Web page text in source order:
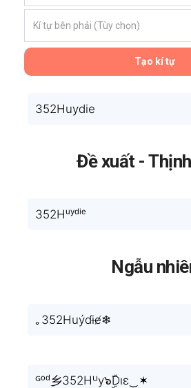
Tạo kí tự
352Huydie
Đề xuất -
352Hᵘʸᵈⁱᵉ
Ngẫu
｡352Huýɗɨe̸❄
ᴳᵒᵈ乡352Hᵁy๖ۣۜDıɛ‿✶